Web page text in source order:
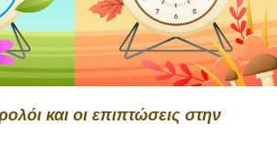
και οι επιπτώσεις στην